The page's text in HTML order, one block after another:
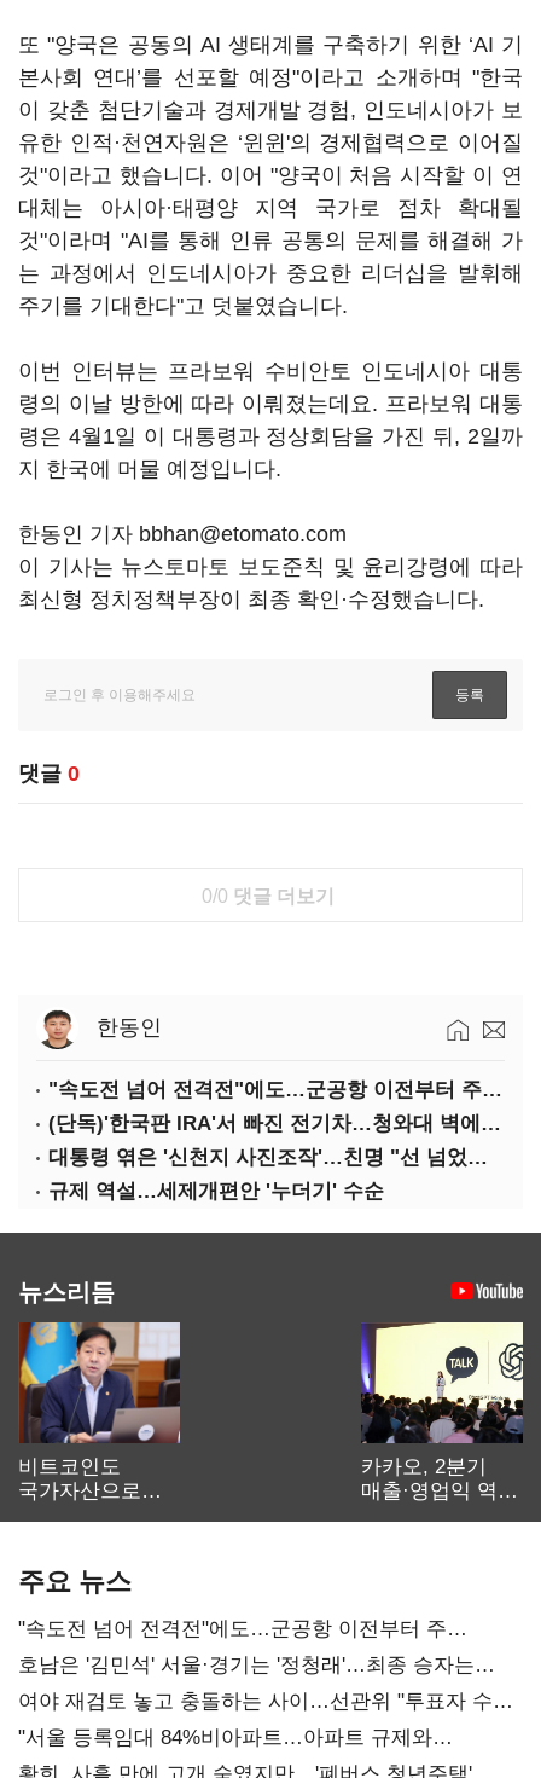
또 "양국은 공동의 AI 생태계를 구축하기 위한 ‘AI 기
본사회 연대’를 선포할 예정"이라고 소개하며 "한국
이 갖춘 첨단기술과 경제개발 경험, 인도네시아가 보
유한 인적·천연자원은 ‘윈윈'의 경제협력으로 이어질
것"이라고 했습니다. 이어 "양국이 처음 시작할 이 연
대체는 아시아·태평양 지역 국가로 점차 확대될
것"이라며 "AI를 통해 인류 공통의 문제를 해결해 가
는 과정에서 인도네시아가 중요한 리더십을 발휘해
주기를 기대한다"고 덧붙였습니다.
이번 인터뷰는 프라보워 수비안토 인도네시아 대통
령의 이날 방한에 따라 이뤄졌는데요. 프라보워 대통
령은 4월1일 이 대통령과 정상회담을 가진 뒤, 2일까
지 한국에 머물 예정입니다.
한동인 기자 bbhan@etomato.com
이 기사는 뉴스토마토 보도준칙 및 윤리강령에 따라
최신형 정치정책부장이 최종 확인·수정했습니다.
댓글 0
0/0 댓글 더보기
한동인
"속도전 넘어 전격전"에도…군공항 이전부터 주 52시간까지 '뇌관'
(단독)'한국판 IRA'서 빠진 전기차…청와대 벽에 막혔다
대통령 엮은 '신천지 사진조작'…친명 "선 넘었다" 격앙
규제 역설…세제개편안 '누더기' 수순
뉴스리듬
비트코인도
국가자산으로…'
카카오, 2분기
매출·영업익 역대
주요 뉴스
"속도전 넘어 전격전"에도…군공항 이전부터 주
52시간까지 '뇌관'
호남은 '김민석' 서울·경기는 '정청래'…최종 승자는
'안갯속'
여야 재검토 놓고 충돌하는 사이…선관위 "투표자 수
오차 당연"
"서울 등록임대 84%비아파트…아파트 규제와